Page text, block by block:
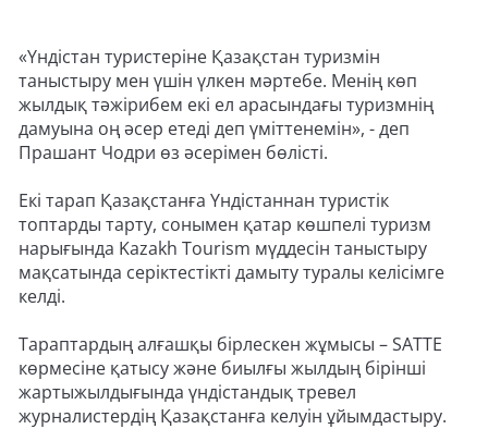
«Үндістан туристеріне Қазақстан туризмін
таныстыру мен үшін үлкен мәртебе. Менің көп
жылдық тәжірибем екі ел арасындағы туризмнің
дамуына оң әсер етеді деп үміттенемін», - деп
Прашант Чодри өз әсерімен бөлісті.
Екі тарап Қазақстанға Үндістаннан туристік
топтарды тарту, сонымен қатар көшпелі туризм
нарығында Kazakh Tourism мүддесін таныстыру
мақсатында серіктестікті дамыту туралы келісімге
келді.
Тараптардың алғашқы бірлескен жұмысы – SATTE
көрмесіне қатысу және биылғы жылдың бірінші
жартыжылдығында үндістандық тревел
журналистердің Қазақстанға келуін ұйымдастыру.